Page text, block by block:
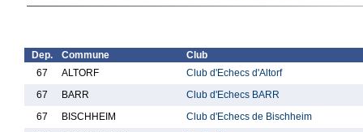
Dep. Commune
Club
67
ALTORF
Club d'Echecs d'Altorf
67
BARR
Club d'Echecs BARR
67
BISCHHEIM
Club d'Echecs de Bischheim